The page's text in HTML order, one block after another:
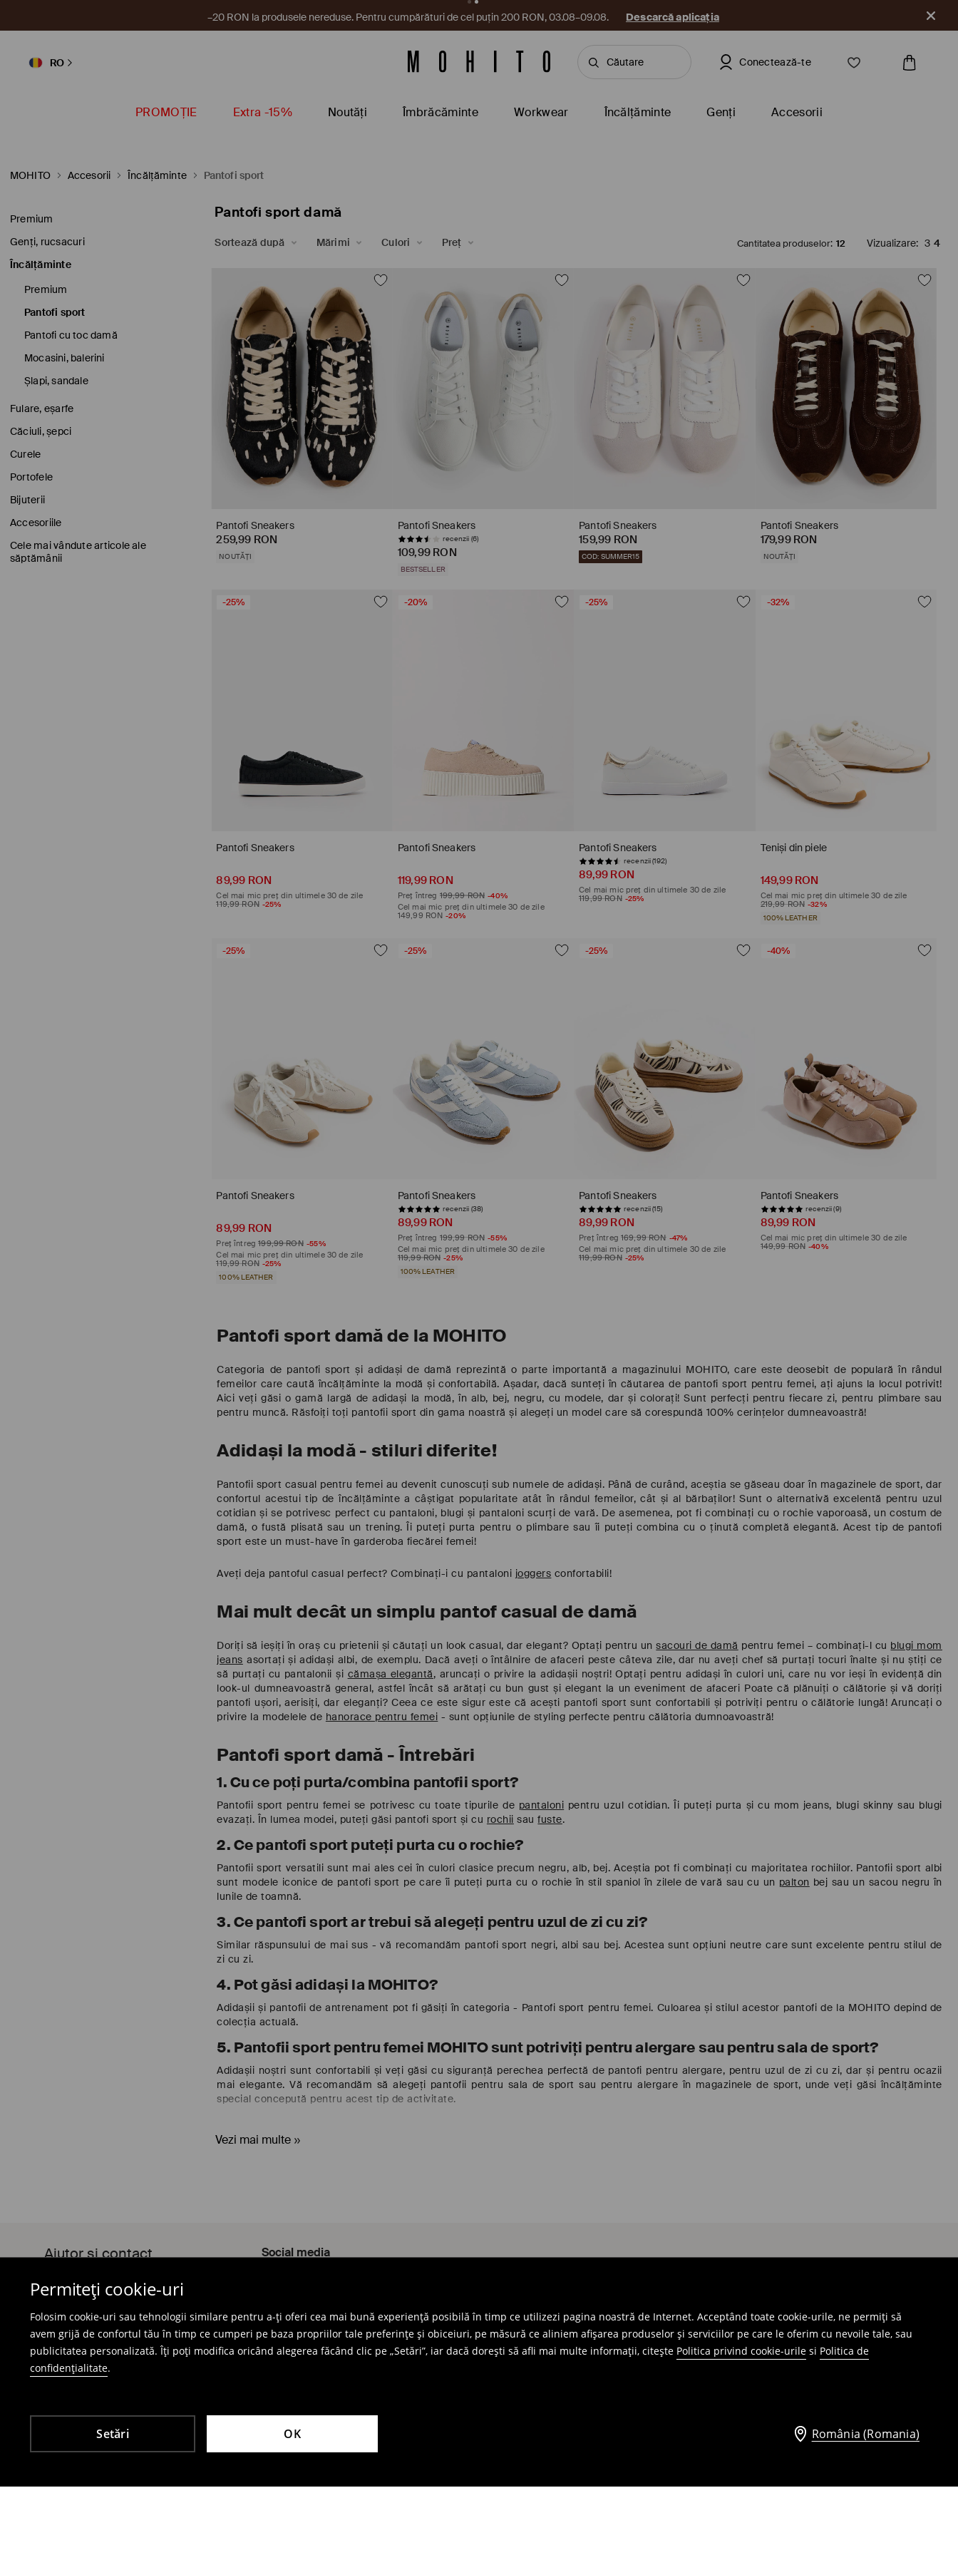
Permiteți cookie-uri
Folosim cookie-uri sau tehnologii similare pentru a-ți oferi cea mai bună experiență posibilă în timp ce utilizezi pagina noastră de Internet. Acceptând toate cookie-urile, ne permiți să
avem grijă de confortul tău în timp ce cumperi pe baza propriilor tale preferințe și obiceiuri, pe măsură ce aliniem afișarea produselor și serviciilor pe care le oferim cu nevoile tale, sau
publicitatea personalizată. Îți poți modifica oricând alegerea făcând clic pe „Setări”, iar dacă dorești să afli mai multe informații, citește Politica privind cookie-urile si Politica de
confidențialitate.
Setări OK România (Romania)
–20 RON la produsele nereduse. Pentru cumpărături de cel puțin 200 RON, 03.08–09.08. Descarcă aplicația
RO Conectează-te
PROMOȚIE Extra -15% Noutăți Îmbrăcăminte Workwear Încălțăminte Genți Accesorii
MOHITO Accesorii Încălţăminte Pantofi sport
Premium
Genți, rucsacuri
Încălţăminte
Premium
Pantofi sport
Pantofi cu toc damă
Mocasini, balerini
Șlapi, sandale
Fulare, eșarfe
Căciuli, șepci
Curele
Portofele
Bijuterii
Accesoriile
Cele mai vândute articole ale
săptămânii
Pantofi sport damă
Sortează după Mărimi Culori Preț Cantitatea produselor: 12 Vizualizare: 3 4
Pantofi Sneakers
259,99 RON
NOUTĂȚI
Pantofi Sneakers
recenzii (6)
109,99 RON
BESTSELLER
Pantofi Sneakers
159,99 RON
COD: SUMMER15
Pantofi Sneakers
179,99 RON
NOUTĂȚI
-25%
Pantofi Sneakers
89,99 RON
Cel mai mic preț din ultimele 30 de zile
119,99 RON -25%
-20%
Pantofi Sneakers
119,99 RON
Preț întreg 199,99 RON -40%
Cel mai mic preț din ultimele 30 de zile
149,99 RON -20%
-25%
Pantofi Sneakers
recenzii (192)
89,99 RON
Cel mai mic preț din ultimele 30 de zile
119,99 RON -25%
-32%
Teniși din piele
149,99 RON
Cel mai mic preț din ultimele 30 de zile
219,99 RON -32%
100% LEATHER
-25%
Pantofi Sneakers
89,99 RON
Preț întreg 199,99 RON -55%
Cel mai mic preț din ultimele 30 de zile
119,99 RON -25%
100% LEATHER
-25%
Pantofi Sneakers
recenzii (38)
89,99 RON
Preț întreg 199,99 RON -55%
Cel mai mic preț din ultimele 30 de zile
119,99 RON -25%
100% LEATHER
-25%
Pantofi Sneakers
recenzii (15)
89,99 RON
Preț întreg 169,99 RON -47%
Cel mai mic preț din ultimele 30 de zile
119,99 RON -25%
-40%
Pantofi Sneakers
recenzii (9)
89,99 RON
Cel mai mic preț din ultimele 30 de zile
149,99 RON -40%
Pantofi sport damă de la MOHITO
Categoria de pantofi sport și adidași de damă reprezintă o parte importantă a magazinului MOHITO, care este deosebit de populară în rândul
femeilor care caută încălțăminte la modă și confortabilă. Așadar, dacă sunteți în căutarea de pantofi sport pentru femei, ați ajuns la locul potrivit!
Aici veți găsi o gamă largă de adidași la modă, în alb, bej, negru, cu modele, dar și colorați! Sunt perfecți pentru fiecare zi, pentru plimbare sau
pentru muncă. Răsfoiți toți pantofii sport din gama noastră și alegeți un model care să corespundă 100% cerințelor dumneavoastră!
Adidași la modă - stiluri diferite!
Pantofii sport casual pentru femei au devenit cunoscuți sub numele de adidași. Până de curând, aceștia se găseau doar în magazinele de sport, dar
confortul acestui tip de încălțăminte a câștigat popularitate atât în rândul femeilor, cât și al bărbaților! Sunt o alternativă excelentă pentru uzul
cotidian și se potrivesc perfect cu pantaloni, blugi și pantaloni scurți de vară. De asemenea, pot fi combinați cu o rochie vaporoasă, un costum de
damă, o fustă plisată sau un trening. Îi puteți purta pentru o plimbare sau îi puteți combina cu o ținută completă elegantă. Acest tip de pantofi
sport este un must-have în garderoba fiecărei femei!
Aveți deja pantoful casual perfect? Combinați-i cu pantaloni joggers confortabili!
Mai mult decât un simplu pantof casual de damă
Doriți să ieșiți în oraș cu prietenii și căutați un look casual, dar elegant? Optați pentru unsacouri de damă pentru femei – combinați-l cu blugi mom
jeans asortați și adidași albi, de exemplu. Dacă aveți o întâlnire de afaceri peste câteva zile, dar nu aveți chef să purtați tocuri înalte și nu știți ce
să purtați cu pantalonii și cămașa elegantă, aruncați o privire la adidașii noștri! Optați pentru adidași în culori uni, care nu vor ieși în evidență din
look-ul dumneavoastră general, astfel încât să arătați cu bun gust și elegant la un eveniment de afaceri Poate că plănuiți o călătorie și vă doriți
pantofi ușori, aerisiți, dar eleganți? Ceea ce este sigur este că acești pantofi sport sunt confortabili și potriviți pentru o călătorie lungă! Aruncați o
privire la modelele de hanorace pentru femei - sunt opțiunile de styling perfecte pentru călătoria dumnoavoastră!
Pantofi sport damă - Întrebări
1. Cu ce poți purta/combina pantofii sport?
Pantofii sport pentru femei se potrivesc cu toate tipurile de pantaloni pentru uzul cotidian. Îi puteți purta și cu mom jeans, blugi skinny sau blugi
evazați. În lumea modei, puteți găsi pantofi sport și cu rochii saufuste.
2. Ce pantofi sport puteți purta cu o rochie?
Pantofii sport versatili sunt mai ales cei în culori clasice precum negru, alb, bej. Aceștia pot fi combinați cu majoritatea rochiilor. Pantofii sport albi
sunt modele iconice de pantofi sport pe care îi puteți purta cu o rochie în stil spaniol în zilele de vară sau cu un palton bej sau un sacou negru în
lunile de toamnă.
3. Ce pantofi sport ar trebui să alegeți pentru uzul de zi cu zi?
Similar răspunsului de mai sus - vă recomandăm pantofi sport negri, albi sau bej. Acestea sunt opțiuni neutre care sunt excelente pentru stilul de
zi cu zi.
4. Pot găsi adidași la MOHITO?
Adidașii și pantofii de antrenament pot fi găsiți în categoria - Pantofi sport pentru femei. Culoarea și stilul acestor pantofi de la MOHITO depind de
colecția actuală.
5. Pantofii sport pentru femei MOHITO sunt potriviți pentru alergare sau pentru sala de sport?
Adidașii noștri sunt confortabili și veți găsi cu siguranță perechea perfectă de pantofi pentru alergare, pentru uzul de zi cu zi, dar și pentru ocazii
mai elegante. Vă recomandăm să alegeți pantofii pentru sala de sport sau pentru alergare în magazinele de sport, unde veți găsi încălțăminte
special concepută pentru acest tip de activitate.
Vezi mai multe
Ajutor și contact
Ajutor și contact
Social media
Facebook YouTube Instagram TikTok
Magazin online
Cum să cumpăraţi?
Costul şi durata livrării
Ghidul mărimilor
Politica de confidențialitate
Setări cookie
Contul meu Aplicatie de mobil
Magazin staţionar